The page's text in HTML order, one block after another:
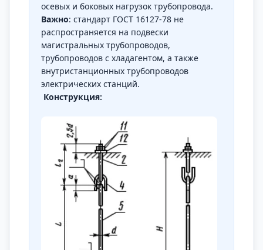
осевых и боковых нагрузок трубопровода.
Важно: стандарт ГОСТ 16127-78 не
распространяется на подвески
магистральных трубопроводов,
трубопроводов с хладагентом, а также
внутристанционных трубопроводов
электрических станций.
Конструкция: